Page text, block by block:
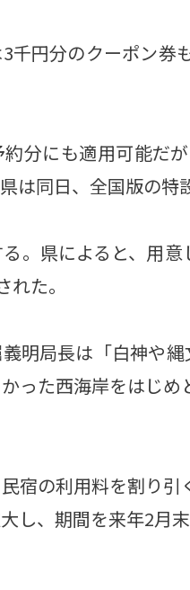
円分のクーポン券
分にも適用可能だ
は同日、全国版の特
。県によると、用
れた。
明局長は「白神や
った西海岸をはじ
宿の利用料を割り
し、期間を来年2月